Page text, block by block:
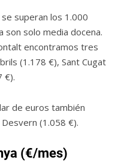
superan los 1.000
son solo media docena.
encontramos tres
(1.178 €), Sant Cugat
€).
de euros también
(1.058 €).